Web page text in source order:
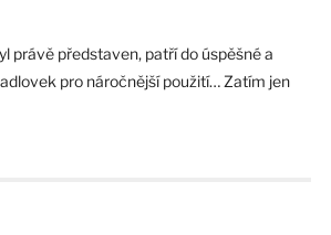
právě představen, patří do úspěšné a
pro náročnější použití… Zatím jen